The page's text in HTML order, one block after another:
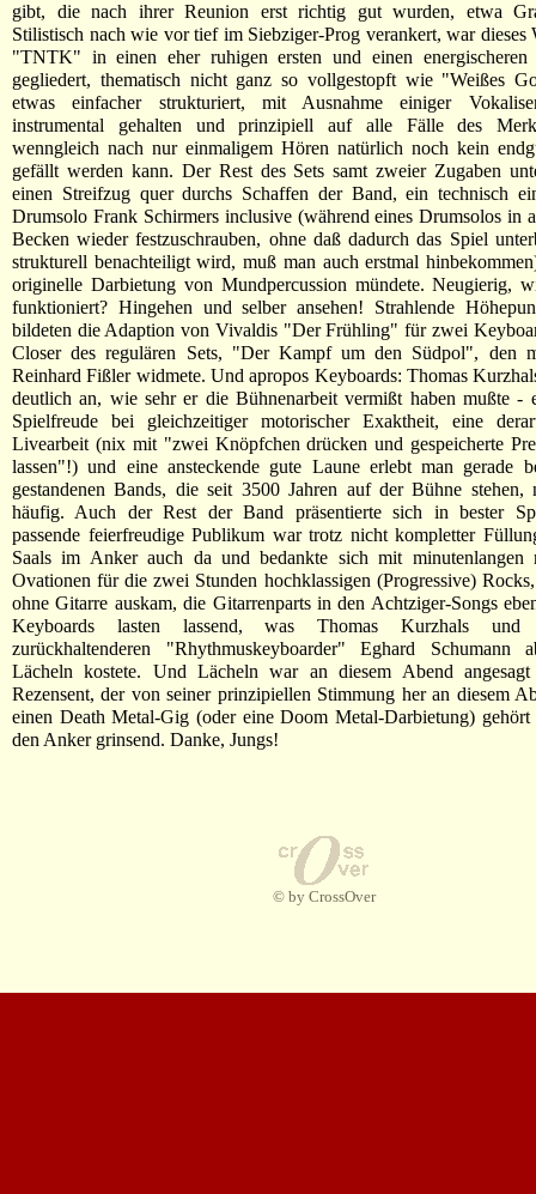
gibt, die nach ihrer Reunion erst richtig gut wurden, etwa
Stilistisch nach wie vor tief im Siebziger-Prog verankert, war dieses
"TNTK" in einen eher ruhigen ersten und einen energischeren
gegliedert, thematisch nicht ganz so vollgestopft wie "Weißes
etwas einfacher strukturiert, mit Ausnahme einiger
instrumental gehalten und prinzipiell auf alle Fälle des
wenngleich nach nur einmaligem Hören natürlich noch kein
gefällt werden kann. Der Rest des Sets samt zweier Zugaben
einen Streifzug quer durchs Schaffen der Band, ein technisch
Drumsolo Frank Schirmers inclusive (während eines Drumsolos in
Becken wieder festzuschrauben, ohne daß dadurch das Spiel
strukturell benachteiligt wird, muß man auch erstmal
originelle Darbietung von Mundpercussion mündete. Neugierig,
funktioniert? Hingehen und selber ansehen! Strahlende
bildeten die Adaption von Vivaldis "Der Frühling" für zwei
Closer des regulären Sets, "Der Kampf um den Südpol", den
Reinhard Fißler widmete. Und apropos Keyboards: Thomas
deutlich an, wie sehr er die Bühnenarbeit vermißt haben mußte -
Spielfreude bei gleichzeitiger motorischer Exaktheit, eine
Livearbeit (nix mit "zwei Knöpfchen drücken und gespeicherte
lassen"!) und eine ansteckende gute Laune erlebt man gerade
gestandenen Bands, die seit 3500 Jahren auf der Bühne stehen,
häufig. Auch der Rest der Band präsentierte sich in bester
passende feierfreudige Publikum war trotz nicht kompletter
Saals im Anker auch da und bedankte sich mit minutenlangen
Ovationen für die zwei Stunden hochklassigen (Progressive)
ohne Gitarre auskam, die Gitarrenparts in den Achtziger-Songs
Keyboards lasten lassend, was Thomas Kurzhals und
zurückhaltenderen "Rhythmuskeyboarder" Eghard Schumann
Lächeln kostete. Und Lächeln war an diesem Abend
Rezensent, der von seiner prinzipiellen Stimmung her an diesem
einen Death Metal-Gig (oder eine Doom Metal-Darbietung) gehört
den Anker grinsend. Danke, Jungs!
© by CrossOver